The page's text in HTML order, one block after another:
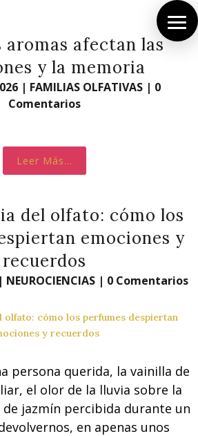
aromas afectan las
y la memoria
| FAMILIAS OLFATIVAS | 0
Comentarios
Leer Más...
del olfato: cómo los
emociones y
recuerdos
NEUROCIENCIAS| 0 Comentarios
persona querida, la vainilla de
el olor de la lluvia sobre la
jazmín percibida durante un
en apenas unos